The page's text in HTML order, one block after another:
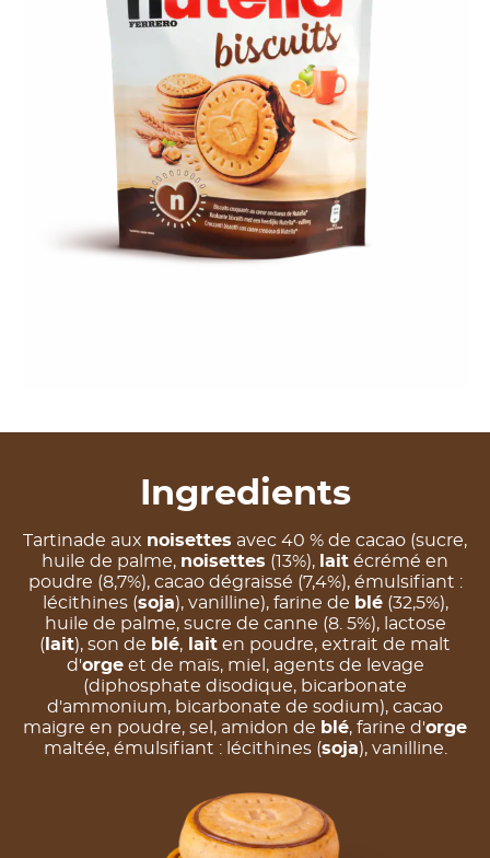
Ingredients
Tartinade aux noisettes avec 40 % de cacao (sucre,
huile de palme, noisettes (13%), lait écrémé en
poudre (8,7%), cacao dégraissé (7,4%), émulsifiant :
lécithines (soja), vanilline), farine de blé(32,5%),
huile de palme, sucre de canne (8. 5%), lactose
( lait), son de blé, lait en poudre, extrait de malt
d'orgeet de maïs, miel, agents de levage
(diphosphate disodique, bicarbonate
d'ammonium, bicarbonate de sodium), cacao
maigre en poudre, sel, amidon de blé, farine d'orge
maltée, émulsifiant : lécithines (soja), vanilline.